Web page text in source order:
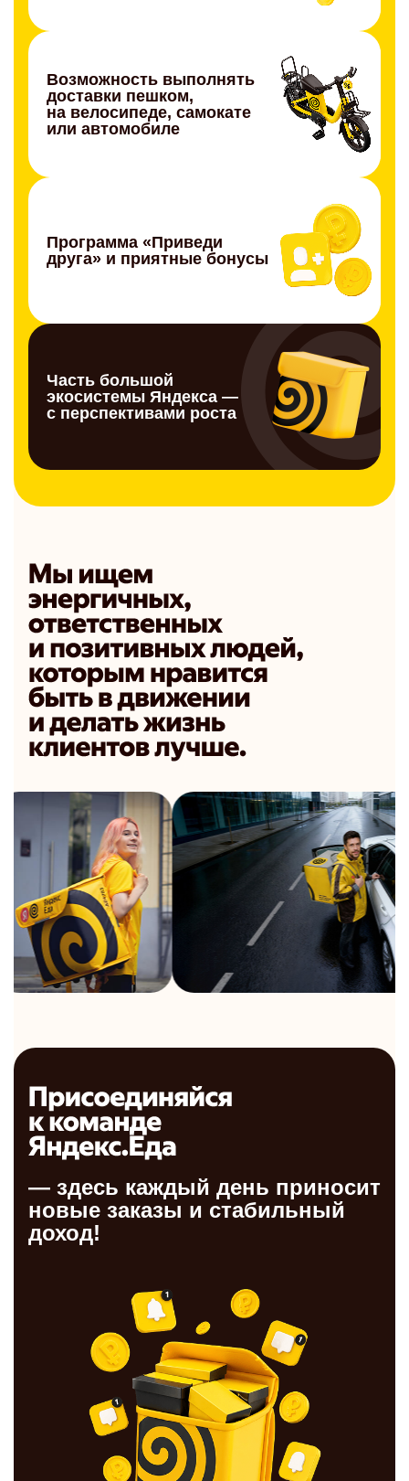
Возможность выполнять
доставки пешком,
на велосипеде, самокате
или автомобиле
Программа «Приведи
друга» и приятные бонусы
Часть большой
экосистемы Яндекса —
с перспективами роста
— здесь каждый день приносит
новые заказы и стабильный
доход!